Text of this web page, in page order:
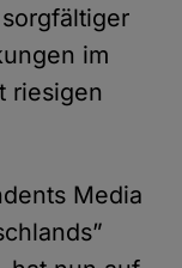
im
riesigen
Media